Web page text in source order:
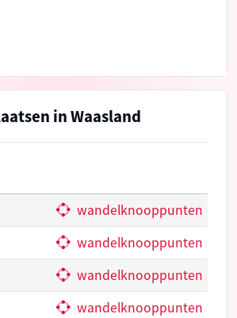
in Waasland
wandelknooppunten
wandelknooppunten
wandelknooppunten
wandelknooppunten